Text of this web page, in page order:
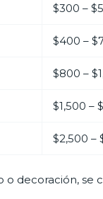
$300 –
$400 –
$800 –
$1,500 –
$2,500 –
o decoración, se